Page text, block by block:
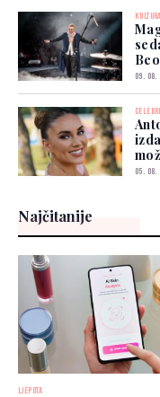
09. 08.
05. 08.
Najčitanije
LJEPOTA